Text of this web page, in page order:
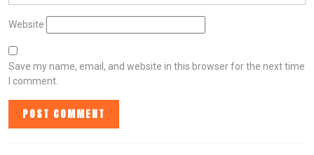
Website
Save my name, email, and website in this browser for the next time
I comment.